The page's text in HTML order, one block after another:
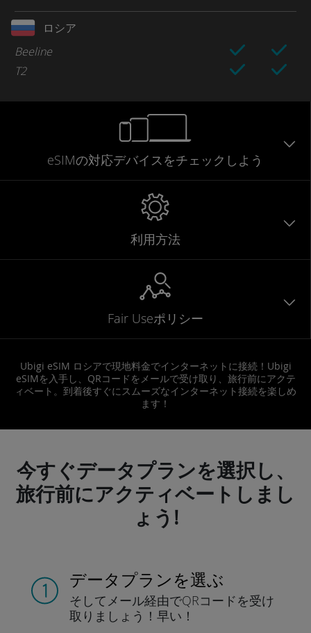
ロシア
Beeline
T2
eSIMの対応デバイスをチェックしよう
利用方法
Fair Useポリシー
Ubigi eSIM ロシアで現地料金でインターネットに接続！Ubigi
eSIMを入手し、QRコードをメールで受け取り、旅行前にアクテ
ィベート。到着後すぐにスムーズなインターネット接続を楽しめ
ます！
今すぐデータプランを選択し、
旅行前にアクティベートしまし
ょう!
データプランを選ぶ
そしてメール経由でQRコードを受け
取りましょう！早い！